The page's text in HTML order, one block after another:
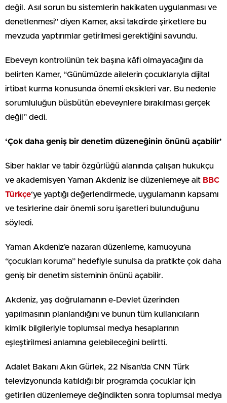
değil. Asıl sorun bu sistemlerin hakikaten uygulanması ve
denetlenmesi” diyen Kamer, aksi takdirde şirketlere bu
mevzuda yaptırımlar getirilmesi gerektiğini savundu.
Ebeveyn kontrolünün tek başına kâfi olmayacağını da
belirten Kamer, “Günümüzde ailelerin çocuklarıyla dijital
irtibat kurma konusunda önemli eksikleri var. Bu nedenle
sorumluluğun büsbütün ebeveynlere bırakılması gerçek
değil” dedi.
‘Çok daha geniş bir denetim düzeneğinin önünü açabilir’
Siber haklar ve tabir özgürlüğü alanında çalışan hukukçu
ve akademisyen Yaman Akdeniz ise düzenlemeye ait BBC
Türkçe‘ye yaptığı değerlendirmede, uygulamanın kapsamı
ve tesirlerine dair önemli soru işaretleri bulunduğunu
söyledi.
Yaman Akdeniz’e nazaran düzenleme, kamuoyuna
“çocukları koruma” hedefiyle sunulsa da pratikte çok daha
geniş bir denetim sisteminin önünü açabilir.
Akdeniz, yaş doğrulamanın e-Devlet üzerinden
yapılmasının planlandığını ve bunun tüm kullanıcıların
kimlik bilgileriyle toplumsal medya hesaplarının
eşleştirilmesi anlamına gelebileceğini belirtti.
Adalet Bakanı Akın Gürlek, 22 Nisan’da CNN Türk
televizyonunda katıldığı bir programda çocuklar için
getirilen düzenlemeye değindikten sonra toplumsal medya